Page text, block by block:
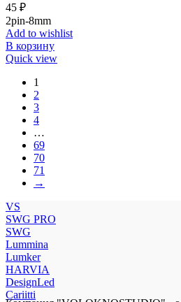
45 ₽
2pin-8mm
Add to wishlist
В корзину
Quick view
1
2
3
4
…
69
70
71
→
VS
SWG PRO
SWG
Lummina
Lumker
HARVIA
DesignLed
Cariitti